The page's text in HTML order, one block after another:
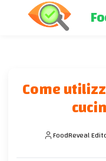
Come
FoodReveal